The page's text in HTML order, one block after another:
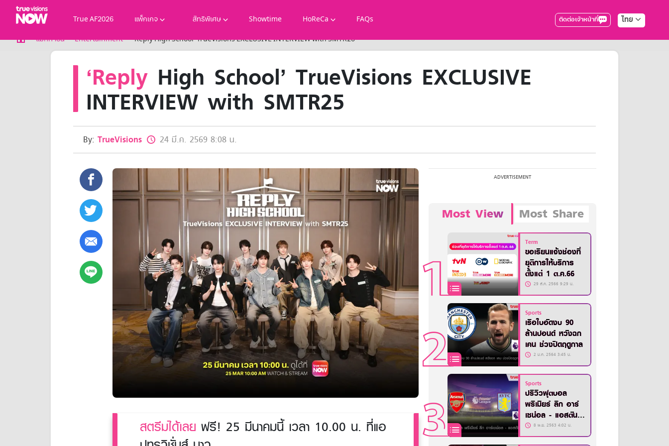
True AF2026 แพ็กเกจ สิทธิพิเศษ Showtime HoReCa FAQs ติดต่อเจ้าหน้าที่ ไทย
True AF2026
แพ็กเกจ
NOW SPORTS
NOW Muay Thai
แพ็กเกจทรูวิชันส์นาวทั้งหมด
เคเบิลและจานดาวเทียม
แพ็กเกจสำหรับผู้ประกอบการ
แม็กกาซีน Entertainment ‘Reply High School’ TrueVisions EXCLUSIVE INTERVIEW with SMTR25
‘Reply High School’ TrueVisions EXCLUSIVE
INTERVIEW with SMTR25
By: TrueVisions 24 มี.ค. 2569 8:08 น.
สตรีมได้เลย ฟรี! 25 มีนาคมนี้ เวลา 10.00 น. ที่แอ
Most View Most Share
Term
ขอเรียนแจ้งช่องที่
ยุติการให้บริการ
ตั้งแต่ 1 ต.ค.66
29 ส.ค. 2566 9:29 น.
Sports
เรือใบอัดงบ 90
ล้านปอนด์ หวังฉก
เคน ช่วงปิดฤดูกาล
2 ม.ค. 2564 3:45 น.
Sports
ปรีวิวฟุตบอล
พรีเมียร์ ลีก อาร์
เซน่อล - แอสตัน
วิลล่า8 พ.ย. 2563 4:02 น.